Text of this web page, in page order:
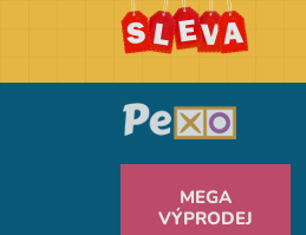
MEGA
VÝPRODEJ